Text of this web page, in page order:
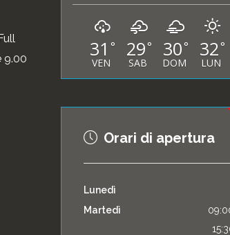
9.00
31 °
VEN
29°
SAB
30°
DOM
32°
LUN
Orari di apertura
Lunedì
Martedì